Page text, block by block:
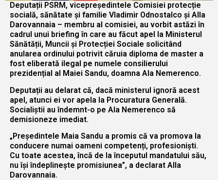
Deputații PSRM, vicepreședintele Comisiei protecție
socială, sănătate și familie Vladimir Odnostalco și Alla
Darovannaia – membru al comisiei, au vorbit astăzi în
cadrul unui briefing în care au făcut apel la Ministerul
Sănătății, Muncii și Protecției Sociale solicitând
anularea ordinului potrivit căruia diploma de master a
fost eliberată ilegal pe numele consilierului
prezidențial al Maiei Sandu, doamna Ala Nemerenco.
Deputații au delarat că, dacă ministerul ignoră acest
apel, atunci ei vor apela la Procuratura Generală.
Socialiștii au îndemnt-o pe Ala Nemerenco să
demisioneze imediat.
„Președintele Maia Sandu a promis că va promova la
conducere numai oameni competenți, profesioniști.
Cu toate acestea, încă de la începutul mandatului său,
nu își îndeplinește promisiunea”, a declarat Alla
Darovannaia.